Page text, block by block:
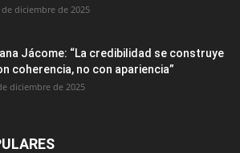
de diciembre de 2025
Jácome: “La credibilidad se construye
coherencia, no con apariencia”
diciembre de 2025